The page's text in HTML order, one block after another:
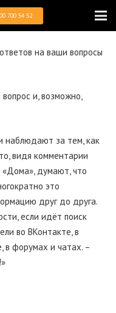
700 54 52
на ваши вопросы
и, возможно,
наблюдают за тем, как
видя комментарии
«Дома», думают, что
это
друг до друга.
если идёт поиск
во ВКонтакте, в
в форумах и чатах. –